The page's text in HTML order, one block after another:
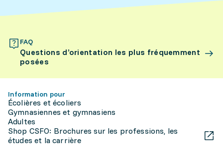
FAQ
Questions d’orientation les plus fréquemment
posées
Information pour
Écolières et écoliers
Gymnasiennes et gymnasiens
Adultes
Shop CSFO: Brochures sur les professions, les
études et la carrière